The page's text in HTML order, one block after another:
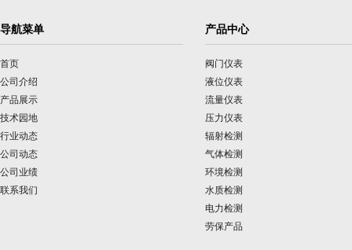
导航菜单
首页
公司介绍
产品展示
技术园地
行业动态
公司动态
公司业绩
联系我们
产品中心
阀门仪表
液位仪表
流量仪表
压力仪表
辐射检测
气体检测
环境检测
水质检测
电力检测
劳保产品